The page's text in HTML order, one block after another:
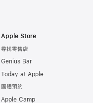
Apple Store
尋找零售店
Genius Bar
Today at Apple
團體預約
Apple Camp